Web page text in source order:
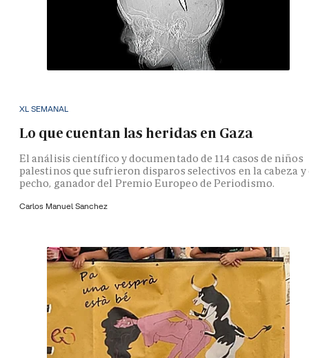
XL SEMANAL
Lo que cuentan las heridas en Gaza
El análisis científico y documentado de 114 casos de niños
palestinos que sufrieron disparos selectivos en la cabeza y
pecho, ganador del Premio Europeo de Periodismo.
Carlos Manuel Sanchez